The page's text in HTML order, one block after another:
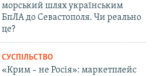
морський шлях українським
БпЛА до Севастополя. Чи реально
це?
СУСПІЛЬСТВО
«Крим – не Росія»: маркетплейс